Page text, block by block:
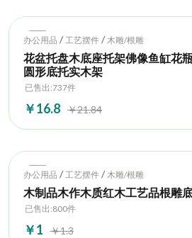
Hot
办公用品 / 工艺摆件 / 木雕/根雕
花盆托盘木底座托架佛像鱼缸花
圆形底托实木架
已售出:737件
￥16.8 ￥21.84
Hot
办公用品 / 工艺摆件 / 木雕/根雕
木制品木作木质红木工艺品根雕
已售出:800件
￥1 ￥1.3